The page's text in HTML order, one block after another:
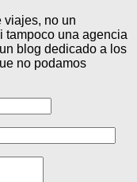
viajes, no un
tampoco una agencia
blog dedicado a los
no podamos